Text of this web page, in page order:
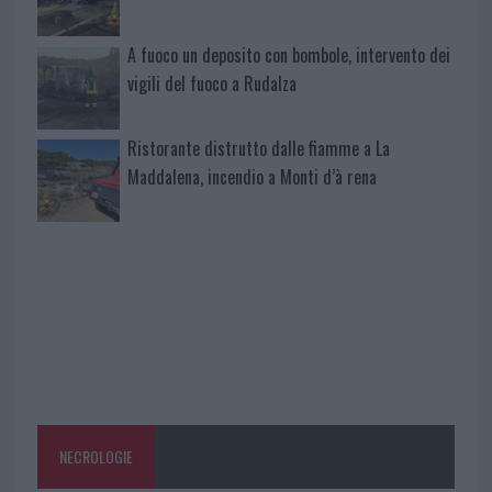
A fuoco un deposito con bombole, intervento dei
vigili del fuoco a Rudalza
Ristorante distrutto dalle fiamme a La
Maddalena, incendio a Monti d’à rena
NECROLOGIE